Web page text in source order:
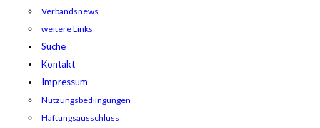
Verbandsnews
weitere Links
Suche
Kontakt
Impressum
Nutzungsbediingungen
Haftungsausschluss